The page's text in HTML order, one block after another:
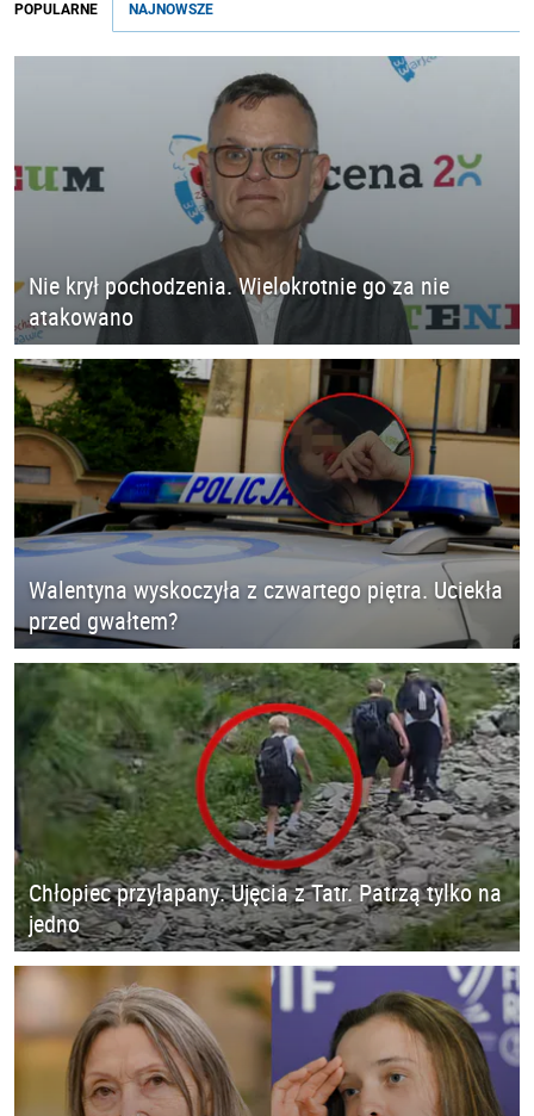
POPULARNE NAJNOWSZE
Nie krył pochodzenia. Wielokrotnie go za nie
atakowano
Walentyna wyskoczyła z czwartego piętra. Uciekła
przed gwałtem?
Chłopiec przyłapany. Ujęcia z Tatr. Patrzą tylko na
jedno